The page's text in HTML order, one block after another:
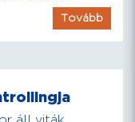
Tovább